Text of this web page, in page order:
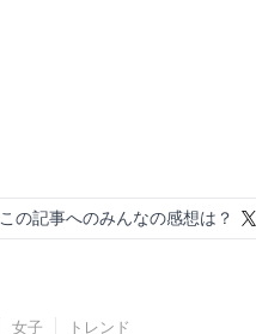
この記事へのみんなの感想は？
女子 トレンド